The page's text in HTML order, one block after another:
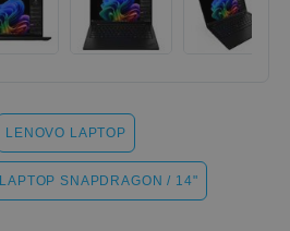
LENOVO LAPTOP
LAPTOP SNAPDRAGON / 14"